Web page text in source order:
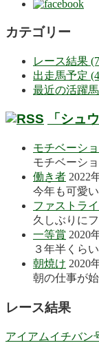
カテゴリー
レース結果
出走馬予定
最近の活躍
「シュ
モチベーシ
モチベーシ
働き者 2022
今年も可愛
ファストラ
久しぶりに
一等賞 2020
３年半くら
朝焼け 2020
朝の仕事が
レース結果
アイアムイチバ